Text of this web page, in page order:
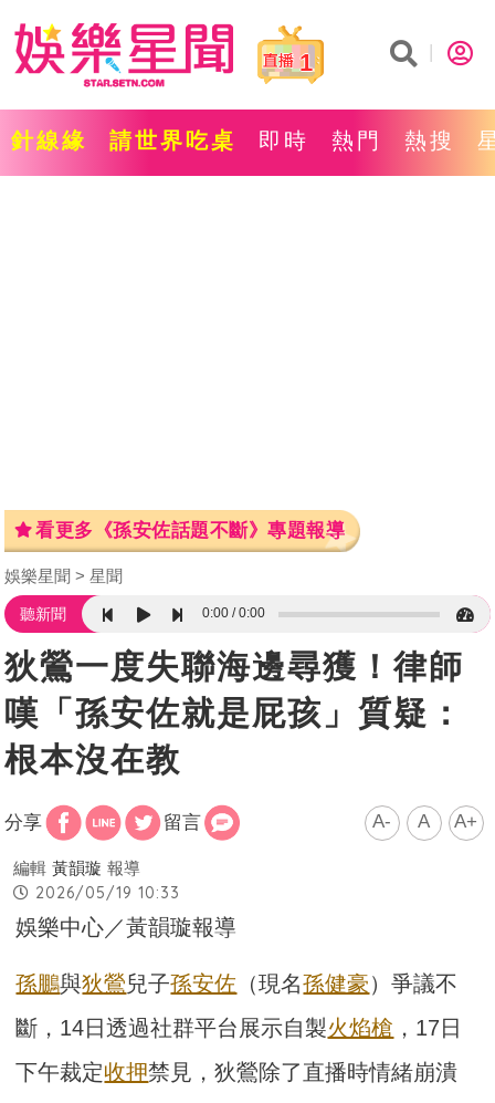
1
針線緣 請世界吃桌 即時 熱門 熱搜
看更多《孫安佐話題不斷》專題報導
娛樂星聞 星聞
聽新聞 0:00 0:00
狄鶯一度失聯海邊尋獲！律師
嘆「孫安佐就是屁孩」質疑：
根本沒在教
分享 留言 A- A A+
編輯 黃韻璇 報導
2026/05/19 10:33
娛樂中心／黃韻璇報導
孫鵬與狄鶯兒子孫安佐 （現名孫健豪）爭議不
斷，14日透過社群平台展示自製火焰槍 ，17日
下午裁定收押禁見，狄鶯除了直播時情緒崩潰